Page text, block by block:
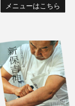
メニューはこちら